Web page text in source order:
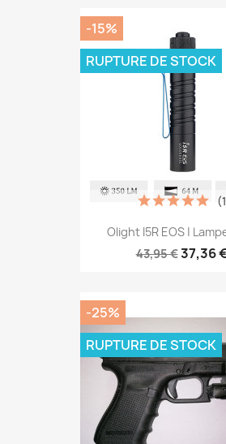
Olight I5R EOS |
43,95 €37,36
-15%
RUPTURE DE STOCK
-25%
RUPTURE DE STOCK